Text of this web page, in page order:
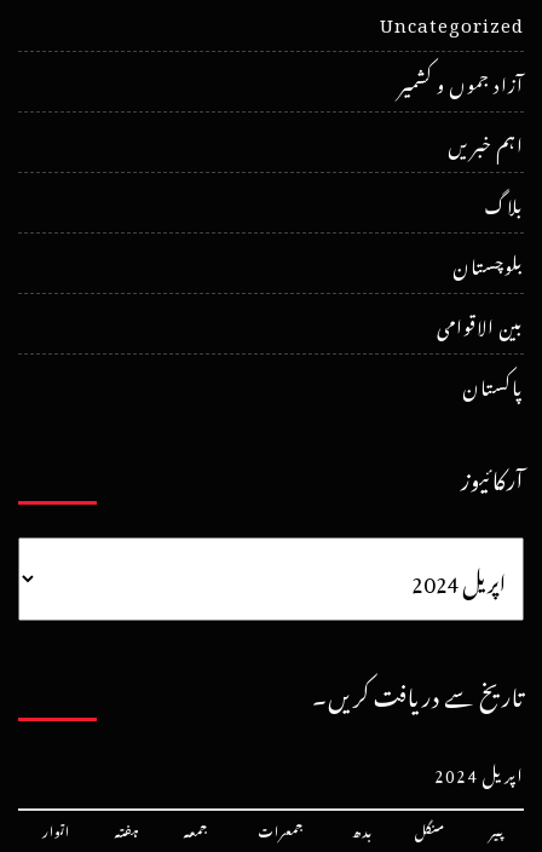
Uncategorized
آزاد جموں و کشمیر
اہم خبریں
بلاگ
بلوچستان
بین الاقوامی
پاکستان
آرکائیوز
تاریخ سے دریافت کریں۔
اپریل 2024
پیر منگل بدھ جمعرات جمعہ ہفتہ اتوار